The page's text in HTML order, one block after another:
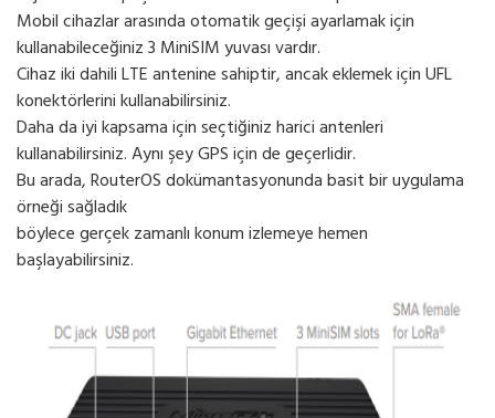
Mobil cihazlar arasında otomatik geçişi ayarlamak için
kullanabileceğiniz 3 MiniSIM yuvası vardır.
Cihaz iki dahili LTE antenine sahiptir, ancak eklemek için UFL
konektörlerini kullanabilirsiniz.
Daha da iyi kapsama için seçtiğiniz harici antenleri
kullanabilirsiniz. Aynı şey GPS için de geçerlidir.
Bu arada, RouterOS dokümantasyonunda basit bir uygulama
örneği sağladık
böylece gerçek zamanlı konum izlemeye hemen
başlayabilirsiniz.